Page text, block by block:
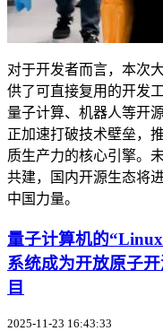
对于开发者而言，本次
供了可直接复用的开发
量子计算、机器人等开
正加速打破技术壁垒，
质生产力的核心引擎。
共建，国内开源生态将
中国力量。
量子计算机的
系统成为开放原子
目
2025-11-23 16:43:33